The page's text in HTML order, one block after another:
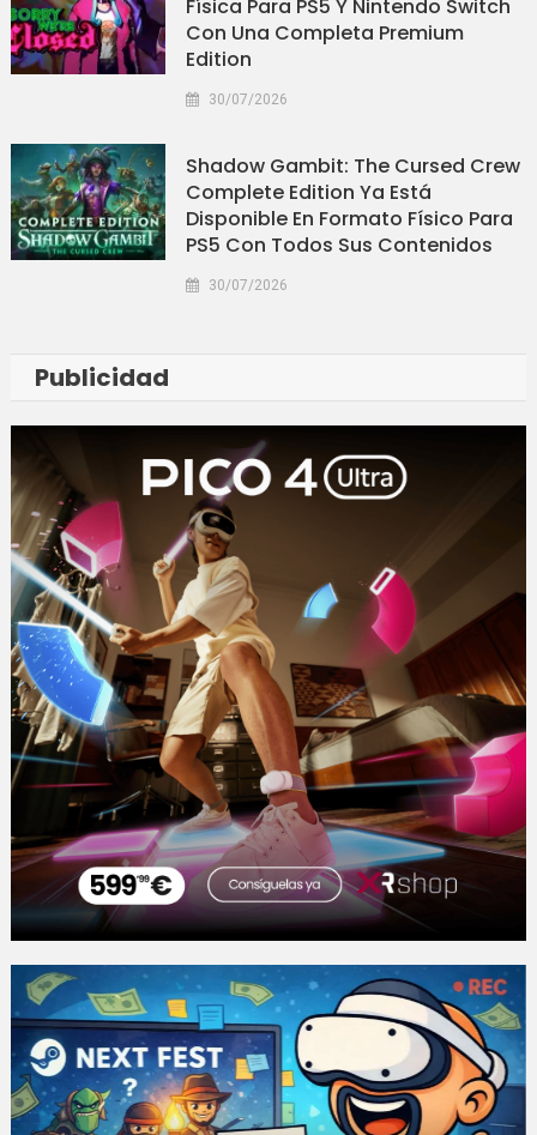
Física Para PS5 Y Nintendo Switch
Con Una Completa Premium
Edition
30/07/2026
Shadow Gambit: The Cursed Crew
Complete Edition Ya Está
Disponible En Formato Físico Para
PS5 Con Todos Sus Contenidos
30/07/2026
Publicidad